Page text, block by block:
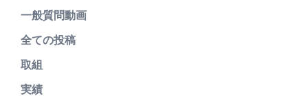
一般質問動画
全ての投稿
取組
実績